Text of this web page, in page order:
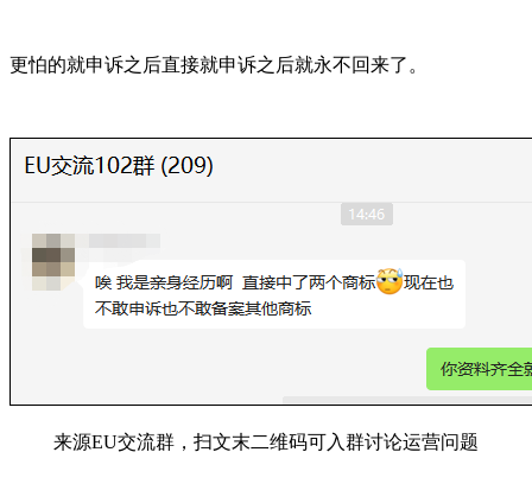
更怕的就申诉之后直接就申诉之后就永不回来了。
来源EU交流群，扫文末二维码可入群讨论运营问题